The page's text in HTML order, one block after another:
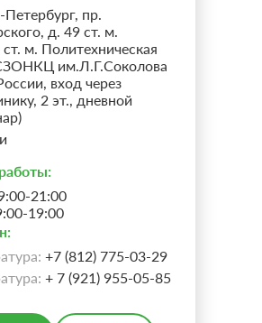
Петербург, пр.
д. 49 ст. м.
м. Политехническая
им.Л.Г.Соколова
вход через
2 эт., дневной
21:00
19:00
+7 (812) 775-03-29
+ 7 (921) 955-05-85